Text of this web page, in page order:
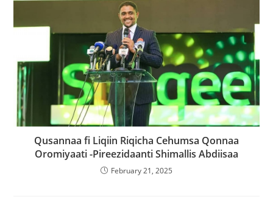
Qusannaa fi Liqiin Riqicha Cehumsa Qonnaa
Oromiyaati -Pireezidaanti Shimallis Abdiisaa
February 21, 2025